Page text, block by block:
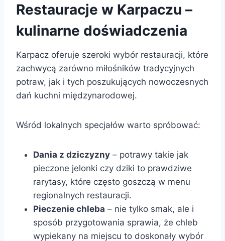
Restauracje w Karpaczu –
kulinarne doświadczenia
Karpacz oferuje szeroki wybór restauracji, które
zachwycą zarówno miłośników tradycyjnych
potraw, jak i tych poszukujących nowoczesnych
dań kuchni międzynarodowej.
Wśród lokalnych specjałów warto spróbować:
Dania z dziczyzny – potrawy takie jak
pieczone jelonki czy dziki to prawdziwe
rarytasy, które często goszczą w menu
regionalnych restauracji.
Pieczenie chleba – nie tylko smak, ale i
sposób przygotowania sprawia, że chleb
wypiekany na miejscu to doskonały wybór